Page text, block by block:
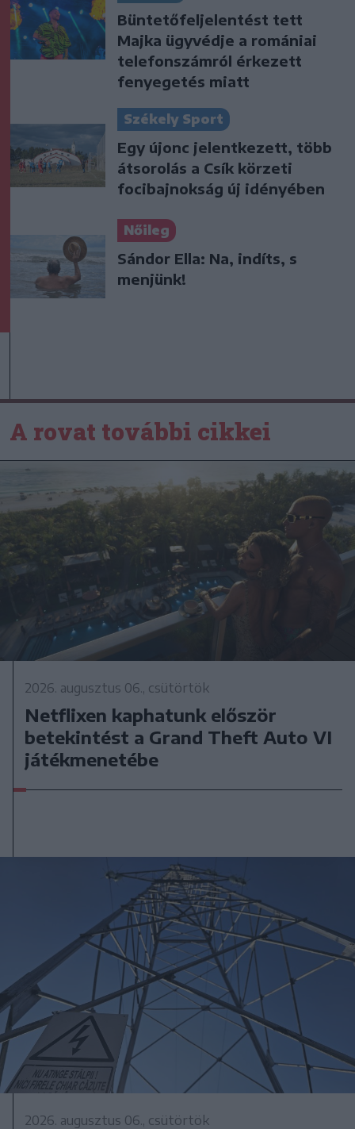
Büntetőfeljelentést tett
Majka ügyvédje a romániai
telefonszámról érkezett
fenyegetés miatt
Székely Sport
Egy újonc jelentkezett, több
átsorolás a Csík körzeti
focibajnokság új idényében
Nőileg
Sándor Ella: Na, indíts, s
menjünk!
A rovat további cikkei
2026. augusztus 06., csütörtök
Netflixen kaphatunk először
betekintést a Grand Theft Auto VI
játékmenetébe
2026. augusztus 06., csütörtök